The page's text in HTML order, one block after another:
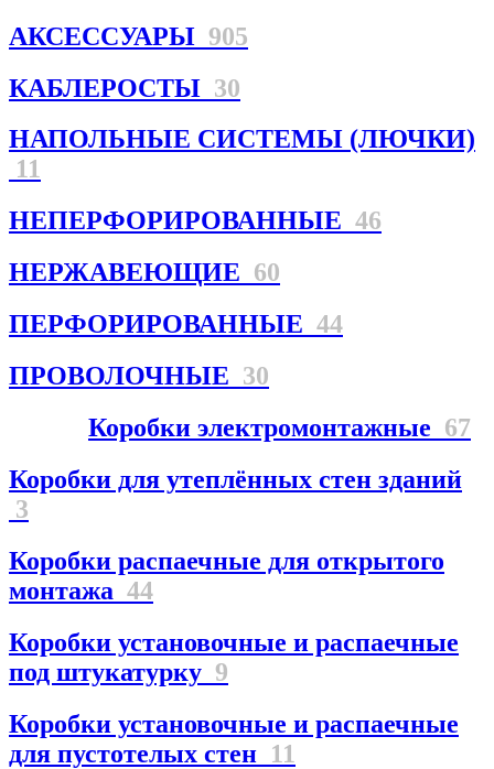
АКСЕССУАРЫ 905
КАБЛЕРОСТЫ 30
НАПОЛЬНЫЕ СИСТЕМЫ (ЛЮЧКИ)
11
НЕПЕРФОРИРОВАННЫЕ 46
НЕРЖАВЕЮЩИЕ 60
ПЕРФОРИРОВАННЫЕ 44
ПРОВОЛОЧНЫЕ 30
Коробки электромонтажные 67
Коробки для утеплённых стен зданий
3
Коробки распаечные для открытого
монтажа 44
Коробки установочные и распаечные
под штукатурку 9
Коробки установочные и распаечные
для пустотелых стен 11